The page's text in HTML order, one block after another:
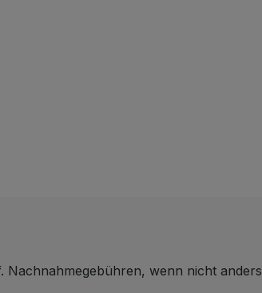
Nachnahmegebühren, wenn nicht